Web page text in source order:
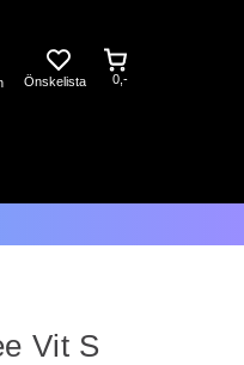
0,-
Vit S